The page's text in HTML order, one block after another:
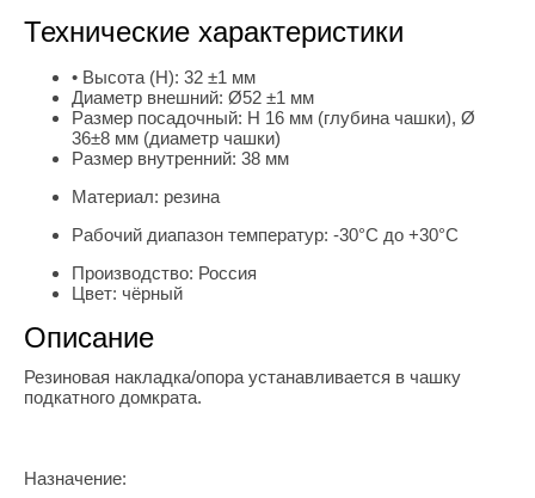
Технические характеристики
• Высота (H): 32 ±1 мм
Диаметр внешний: Ø52 ±1 мм
Размер посадочный: H 16 мм (глубина чашки), Ø
36±8 мм (диаметр чашки)
Размер внутренний: 38 мм
Материал: резина
Рабочий диапазон температур: -30°С до +30°С
Производство: Россия
Цвет: чёрный
Описание
Резиновая накладка/опора устанавливается в чашку
подкатного домкрата.
Назначение: